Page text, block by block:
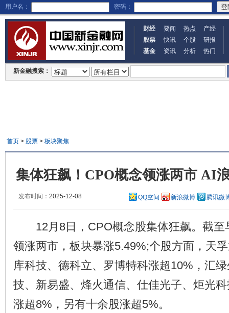
用户名： 密码：
财经 要闻 热点
产经
股票
快讯 个股
研报
基金
资讯 分析 热门
新金融搜索：
首页> 股票> 板块聚焦
集体狂飙！CPO概念领涨两市 AI
发布时间： 2025-12-08 QQ空间 新浪微博 腾讯微
12月8日，CPO概念股集体狂飙。截至
领涨两市，板块暴涨5.49%;个股方面，天
库科技、德科立、罗博特科涨超10%，汇
技、新易盛、烽火通信、仕佳光子、炬光
涨超8%，另有十余股涨超5%。